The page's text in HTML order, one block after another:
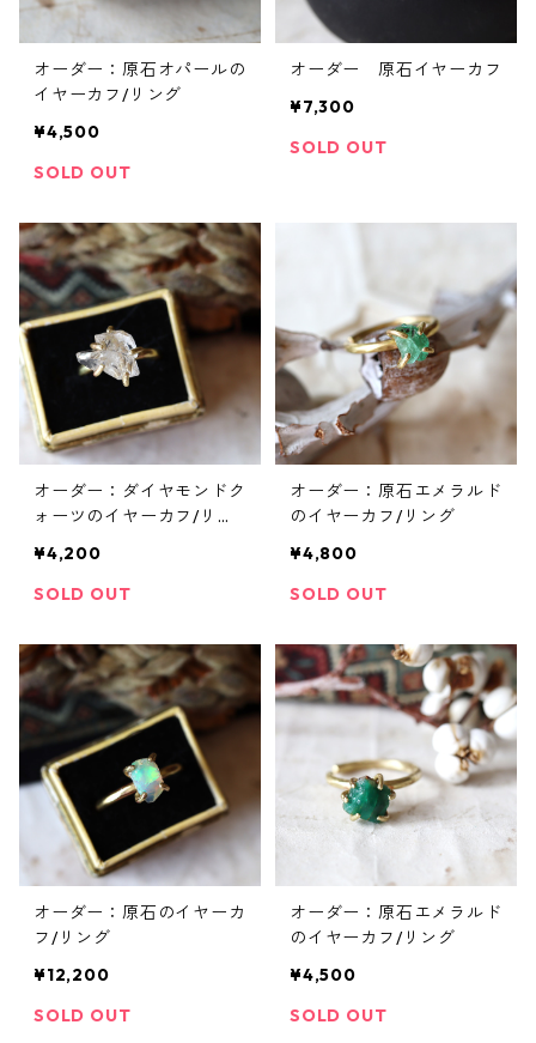
オーダー：原石オパールの
イヤーカフ/リング
¥4,500
SOLD OUT
オーダー 原石イヤーカフ
¥7,300
SOLD OUT
オーダー：ダイヤモンドク
ォーツのイヤーカフ/リン
¥4,200
SOLD OUT
オーダー：原石エメラルド
のイヤーカフ/リング
¥4,800
SOLD OUT
オーダー：原石のイヤーカ
フ/リング
¥12,200
SOLD OUT
オーダー：原石エメラルド
のイヤーカフ/リング
¥4,500
SOLD OUT